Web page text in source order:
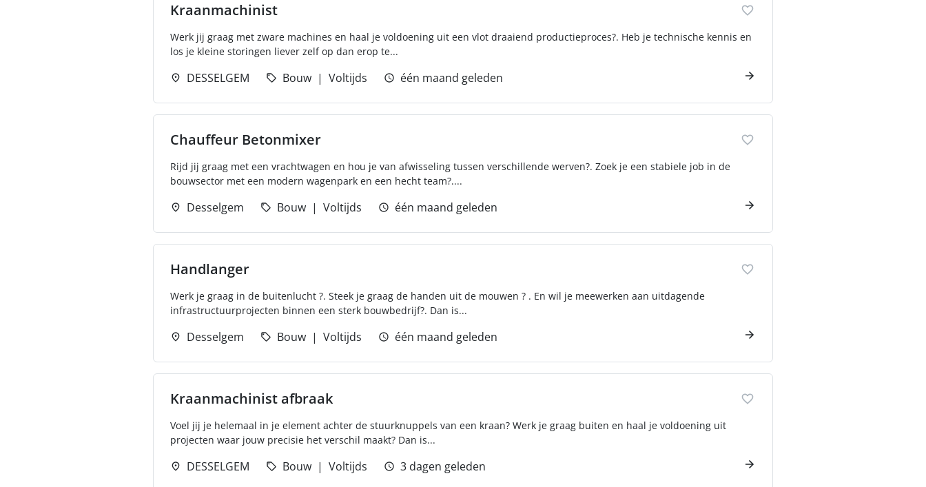
Kraanmachinist
Werk jij graag met zware machines en haal je voldoening uit een vlot draaiend productieproces?. Heb je technische kennis en
los je kleine storingen liever zelf op dan erop te...
DESSELGEM Bouw Voltijds één maand geleden
Chauffeur Betonmixer
Rijd jij graag met een vrachtwagen en hou je van afwisseling tussen verschillende werven?. Zoek je een stabiele job in de
bouwsector met een modern wagenpark en een hecht team?....
Desselgem Bouw Voltijds één maand geleden
Handlanger
Werk je graag in de buitenlucht ?. Steek je graag de handen uit de mouwen ? . En wil je meewerken aan uitdagende
infrastructuurprojecten binnen een sterk bouwbedrijf?. Dan is...
Desselgem Bouw Voltijds één maand geleden
Kraanmachinist afbraak
Voel jij je helemaal in je element achter de stuurknuppels van een kraan? Werk je graag buiten en haal je voldoening uit
projecten waar jouw precisie het verschil maakt? Dan is...
DESSELGEM Bouw Voltijds 3 dagen geleden